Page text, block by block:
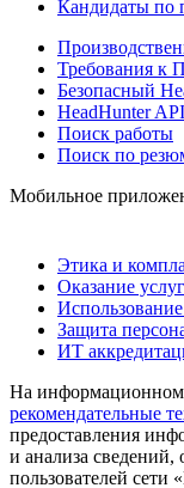
Кандидаты по
Требования к
Безопасный
HeadHunter API
Поиск работы
Поиск по
Мобильное
Этика и
Оказание услуг
Защита
ИТ
На информационном
рекомендательные
предоставления
и анализа
пользователей сети